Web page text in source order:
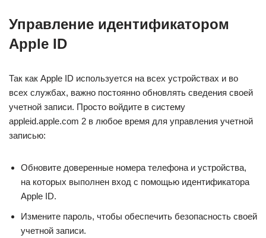
Управление идентификатором
Apple ID
Так как Apple ID используется на всех устройствах и во
всех службах, важно постоянно обновлять сведения своей
учетной записи. Просто войдите в систему
appleid.apple.com 2 в любое время для управления учетной
записью:
Обновите доверенные номера телефона и устройства,
на которых выполнен вход с помощью идентификатора
Apple ID.
Измените пароль, чтобы обеспечить безопасность своей
учетной записи.